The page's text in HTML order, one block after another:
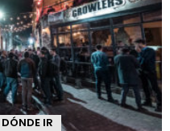
DÓNDE IR